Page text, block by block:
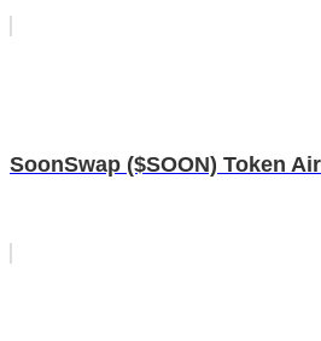
SoonSwap ($SOON) Token